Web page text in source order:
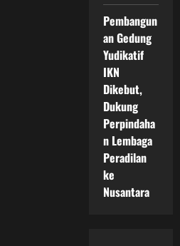
Pembangun
an Gedung
Yudikatif
IKN
Dikebut,
Dukung
Perpindaha
n Lembaga
Peradilan
ke
Nusantara